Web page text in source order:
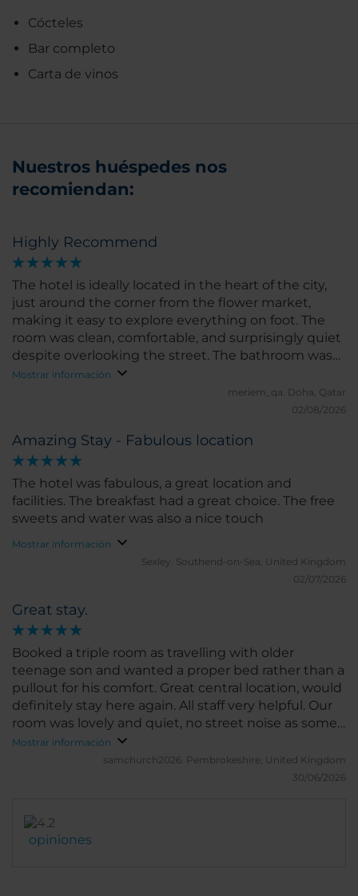
Cócteles
Bar completo
Carta de vinos
Nuestros huéspedes nos
recomiendan:
Highly Recommend
The hotel is ideally located in the heart of the city,
just around the corner from the flower market,
making it easy to explore everything on foot. The
room was clean, comfortable, and surprisingly quiet
despite overlooking the street. The bathroom was
also spotless and very well maintained. I highly
Mostrar información
meriem_qa.
Doha, Qatar
02/08/2026
Amazing Stay - Fabulous location
The hotel was fabulous, a great location and
facilities. The breakfast had a great choice. The free
sweets and water was also a nice touch
Mostrar información
Sexley. Southend-on-Sea, United Kingdom
02/07/2026
Great stay.
Booked a triple room as travelling with older
teenage son and wanted a proper bed rather than a
pullout for his comfort. Great central location, would
definitely stay here again. All staff very helpful. Our
room was lovely and quiet, no street noise as some
reviewers had stated. Look forward to our next stay
Mostrar información
samchurch2026.
Pembrokeshire, United Kingdom
30/06/2026
opiniones